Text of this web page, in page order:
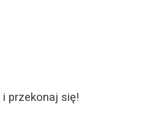
i przekonaj się!